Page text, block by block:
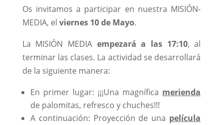
Os invitamos a participar en nuestra MISIÓN-
MEDIA, el viernes 10 de Mayo.
La MISIÓN MEDIA empezará a las 17:10, al
terminar las clases. La actividad se desarrollará
de la siguiente manera:
En primer lugar: ¡¡¡Una magnífica merienda
de palomitas, refresco y chuches!!!
A continuación: Proyección de una película